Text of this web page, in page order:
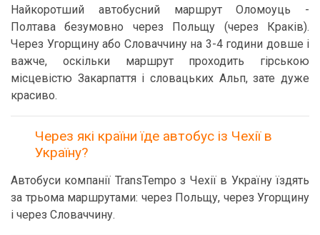
Найкоротший автобусний маршрут Оломоуць -
Полтава безумовно через Польщу (через Краків).
Через Угорщину або Словаччину на 3-4 години довше і
важче, оскільки маршрут проходить гірською
місцевістю Закарпаття і словацьких Альп, зате дуже
красиво.
Через які країни їде автобус із Чехії в
Україну?
Автобуси компанії TransTempo з Чехії в Україну їздять
за трьома маршрутами: через Польщу, через Угорщину
і через Словаччину.